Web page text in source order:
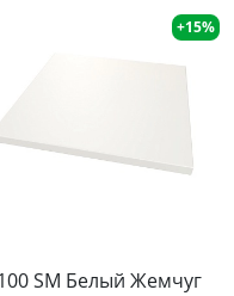
+15%
SM Белый Жемчуг